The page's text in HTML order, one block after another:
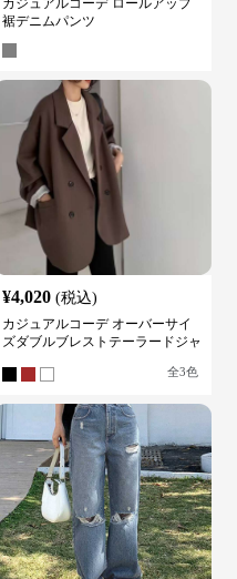
カジュアルコーデ ロールアップ
裾デニムパンツ
¥4,020 (税込)
カジュアルコーデ オーバーサイ
ズダブルブレストテーラードジャ
全3色